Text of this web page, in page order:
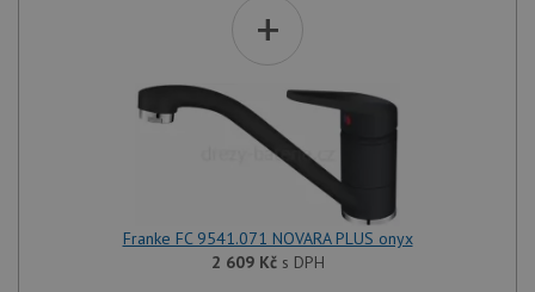
+
Franke FC 9541.071 NOVARA PLUS onyx
2 609 Kčs DPH